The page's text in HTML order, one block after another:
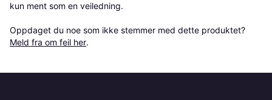
kun ment som en veiledning.
Oppdaget du noe som ikke stemmer med dette produktet?
Meld fra om feil her.